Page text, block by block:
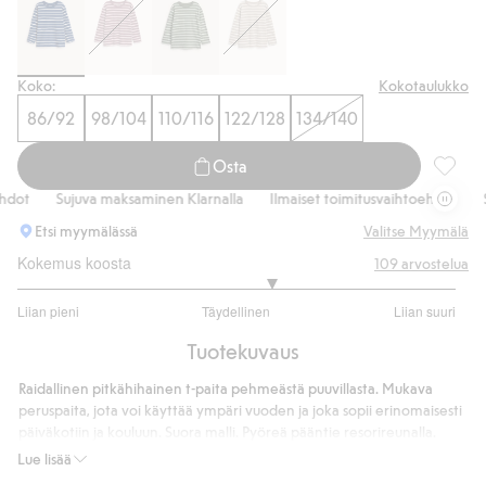
Koko: Kokotaulukko
86/92 98/104 110/116 122/128 134/140
Osta
Sujuva maksaminen Klarnalla Ilmaiset toimitusvaihtoehdot
Etsi myymälässä
Valitse Myymälä
Kokemus koosta
Liian pieni Täydellinen Liian suuri
/
ääneen
109 arvostelua
Tuotekuvaus
Lue lisää
Raidallinen pitkähihainen t-paita pehmeästä puuvillasta. Mukava
peruspaita, jota voi käyttää ympäri vuoden ja joka sopii erinomaisesti
Suora istuvuus